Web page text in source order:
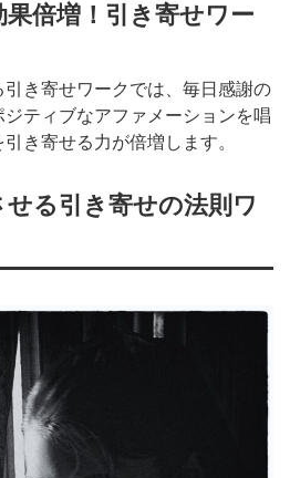
果倍増！引き寄せワー
き寄せワークでは、毎日感謝の
ティブなアファメーションを唱
き寄せる力が倍増します。
せる引き寄せの法則ワ